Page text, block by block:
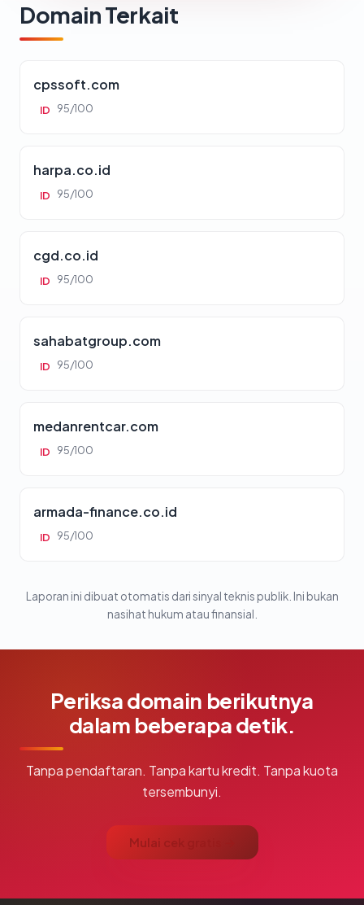
Domain Terkait
cpssoft.com
ID 95/100
harpa.co.id
ID 95/100
cgd.co.id
ID 95/100
sahabatgroup.com
ID 95/100
medanrentcar.com
ID 95/100
armada-finance.co.id
ID 95/100
Laporan ini dibuat otomatis dari sinyal teknis publik. Ini bukan
nasihat hukum atau finansial.
Periksa domain berikutnya
dalam beberapa detik.
Tanpa pendaftaran. Tanpa kartu kredit. Tanpa kuota
tersembunyi.
Mulai cek gratis →